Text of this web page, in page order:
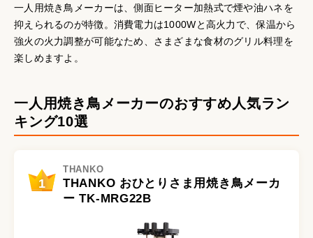
一人用焼き鳥メーカーは、側面ヒーター加熱式で煙や油ハネを
抑えられるのが特徴。消費電力は1000Wと高火力で、保温から
強火の火力調整が可能なため、さまざまな食材のグリル料理を
楽しめますよ。
一人用焼き鳥メーカーのおすすめ人気ラン
キング10選
1
THANKO
THANKO おひとりさま用焼き鳥メーカ
ー TK-MRG22B